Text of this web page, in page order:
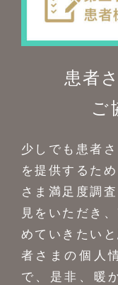
患者
ご
少しでも患者
を提供するた
さま満足度調
見をいただき
めていきたい
者さまの個人
で、是非、暖